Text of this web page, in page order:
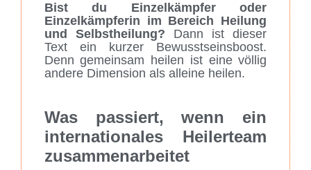
Bist du Einzelkämpfer oder
Einzelkämpferin im Bereich Heilung
und Selbstheilung? Dann ist dieser
Text ein kurzer Bewusstseinsboost.
Denn gemeinsam heilen ist eine völlig
andere Dimension als alleine heilen.
Was passiert, wenn ein
internationales Heilerteam
zusammenarbeitet